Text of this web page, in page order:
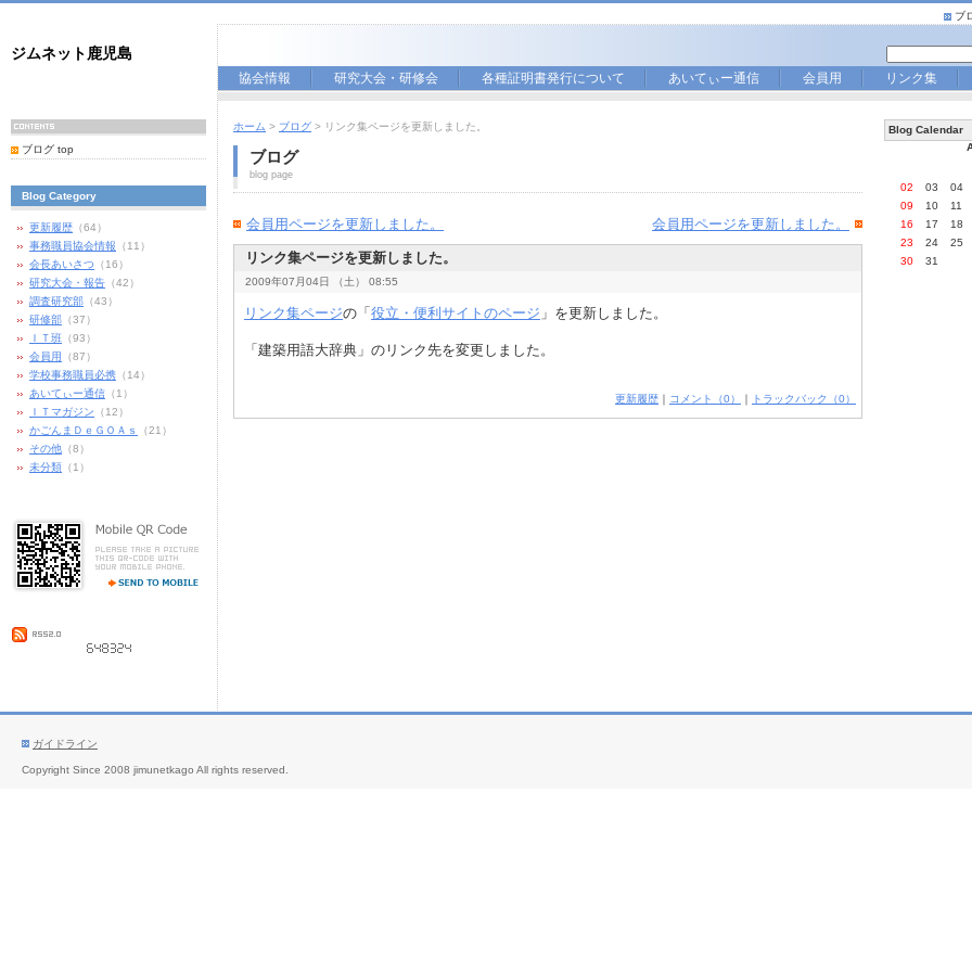
ジムネット鹿児島
協会情報 研究大会・研修会 各種証明書発行について あいてぃー通信 会員用 リンク集
ブ
ブログ top
Blog Category
更新履歴 （64）
事務職員協会情報 （11）
会長あいさつ （16）
研究大会・報告 （42）
調査研究部 （43）
研修部 （37）
ＩＴ班 （93）
会員用 （87）
学校事務職員必携 （14）
あいてぃー通信 （1）
ＩＴマガジン （12）
かごんまＤｅＧＯＡｓ
（21）
その他 （8）
未分類 （1）
ホーム > ブログ > リンク集ページを更新しました。
ブログ
blog page
会員用ページを更新しました。 会員用ページを更新しました。
リンク集ページを更新しました。
2009年07月04日 （土） 08:55
リンク集ページの「 役立・便利サイトのページ 」を更新しました。
「建築用語大辞典」のリンク先を変更しました。
更新履歴 ｜ コメント（0） ｜ トラックバック（0）
Blog Calendar
02
03 04
09
10 11
16
17 18
23
24 25
30
31
ガイドライン
Copyright Since 2008 jimunetkago All rights reserved.